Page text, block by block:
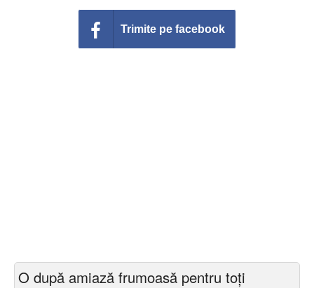
Trimite pe facebook
O după amiază frumoasă pentru toți